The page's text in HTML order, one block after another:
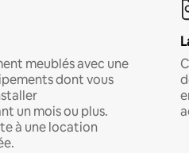
meublés avec une
dont vous
un mois ou plus.
à une location